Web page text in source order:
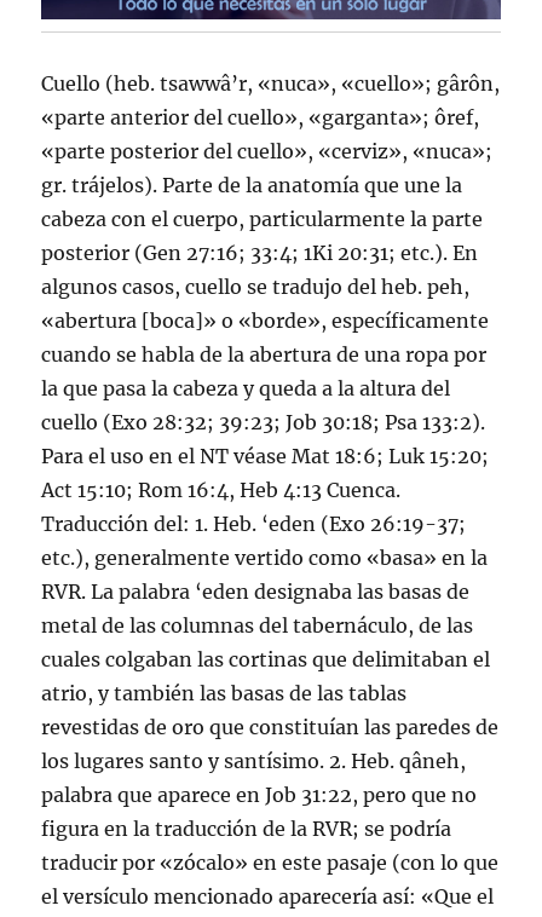
Cuello (heb. tsawwâ’r, «nuca», «cuello»; gârôn,
«parte anterior del cuello», «garganta»; ôref,
«parte posterior del cuello», «cerviz», «nuca»;
gr. trájelos). Parte de la anatomí­a que une la
cabeza con el cuerpo, particularmente la parte
posterior (Gen 27:16; 33:4; 1Ki 20:31; etc.). En
algunos casos, cuello se tradujo del heb. peh,
«abertura [boca]» o «borde», especí­ficamente
cuando se habla de la abertura de una ropa por
la que pasa la cabeza y queda a la altura del
cuello (Exo 28:32; 39:23; Job 30:18; Psa 133:2).
Para el uso en el NT véase Mat 18:6; Luk 15:20;
Act 15:10; Rom 16:4, Heb 4:13 Cuenca.
Traducción del: 1. Heb. ‘eden (Exo 26:19-37;
etc.), generalmente vertido como «basa» en la
RVR. La palabra ‘eden designaba las basas de
metal de las columnas del tabernáculo, de las
cuales colgaban las cortinas que delimitaban el
atrio, y también las basas de las tablas
revestidas de oro que constituí­an las paredes de
los lugares santo y santí­simo. 2. Heb. qâneh,
palabra que aparece en Job 31:22, pero que no
figura en la traducción de la RVR; se podrí­a
traducir por «zócalo» en este pasaje (con lo que
el versí­culo mencionado aparecerí­a así­: «Que el